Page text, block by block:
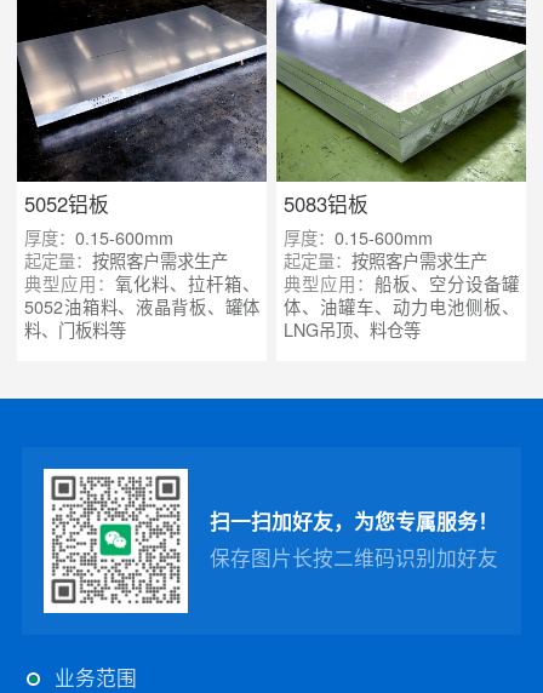
5052铝板
厚度：0.15-600mm
起定量：按照客户需求生产
典型应用：氧化料、拉杆箱、
5052油箱料、液晶背板、罐体
料、门板料等
5083铝板
厚度： 0.15-600mm
起定量： 按照客户需求生产
典型应用： 船板、空分设备罐
体、油罐车、动力电池侧板、
LNG吊顶、料仓等
扫一扫加好友，为您专属服务！
保存图片长按二维码识别加好友
业务范围